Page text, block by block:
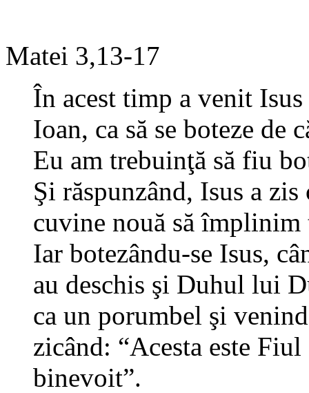
Matei 3,13-17
În acest timp a venit
Ioan, ca să se boteze de
Eu am trebuinţă să fiu
Şi răspunzând, Isus a zis
cuvine nouă să împlinim
Iar botezându-se Isus,
au deschis şi Duhul lui
ca un porumbel şi
zicând: “Acesta este
binevoit”.